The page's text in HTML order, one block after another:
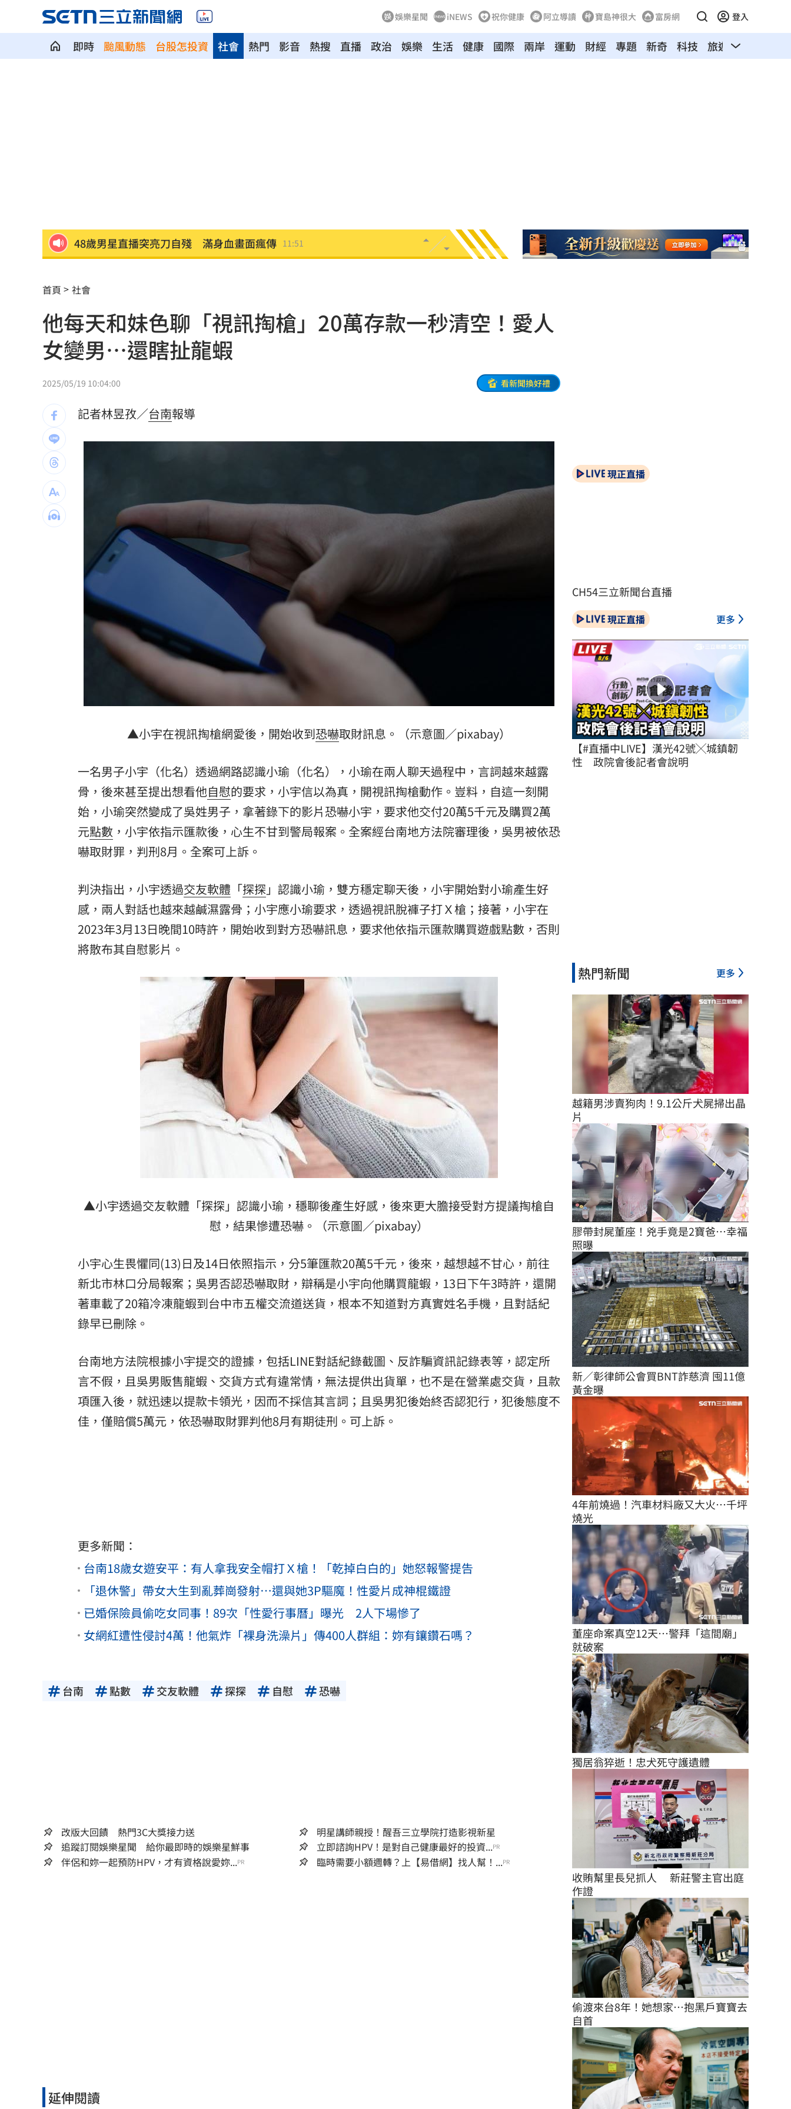
娛樂星聞 iNEWS 祝你健康 阿立導讀 寶島神很大 富房網 登入
即時 颱風動態 台股怎投資 熱門 影音 熱搜 直播 政治
社會 娛樂 生活 健康 國際 兩岸 運動 財經 專題 新奇 科技 旅遊 汽車
48歲男星直播突亮刀自殘 滿身血畫面瘋傳 11:51
國巨、華新科同步走弱 它逆勢狂飆5%
防空演習「手機變慢30分鐘」影響一次看 11:48
白海豚強風恐吹翻卡車！日氣象廳路徑曝
AI記憶體發威！ 施振榮力挺這神企
鄭明典：「1現象」會影響颱風路徑、強度
帥哥露胸肌！哄送玉鐲…女子墜愛河結局曝
藍白大刪預算 蔡其昌：癱瘓國家有意義？ 11:33
台中市公告AI生成配中國國徽？市府道歉了
88歲翁罰單不繳欠稅7萬 祖產險遭法拍 11:32
「央行總裁惱羞成怒」真相曝 阮慕驊怒轟
台灣彩券開獎直播中 20:31
LIVE三立+24小時直播
三立iNEWS新聞台線上直播
市場到酒場料理！可果美蕃茄醬創無限可能 12:00
油品食安事件引關注 挑選保健食品要注意 13:00
酷澎「爸氣父親節」國際官方品牌齊聚 11:00
罕病博士彭士齊 輪椅上的生命覺醒！ 11:00
首頁 社會
他每天和妹色聊「視訊掏槍」20萬存款一秒清空！愛人
女變男⋯還瞎扯龍蝦
2025/05/19 10:04:00 看新聞換好禮
記者林昱孜／台南報導
▲小宇在視訊掏槍網愛後，開始收到恐嚇取財訊息。（示意圖／pixabay）
一名男子小宇（化名）透過網路認識小瑜（化名），小瑜在兩人聊天過程中，言詞越來越露
骨，後來甚至提出想看他自慰的要求，小宇信以為真，開視訊掏槍動作。豈料，自這一刻開
始，小瑜突然變成了吳姓男子，拿著錄下的影片恐嚇小宇，要求他交付20萬5千元及購買2萬
元點數 ，小宇依指示匯款後，心生不甘到警局報案。全案經台南地方法院審理後，吳男被依恐
嚇取財罪，判刑8月。全案可上訴。
判決指出，小宇透過交友軟體 「探探 」認識小瑜，雙方穩定聊天後，小宇開始對小瑜產生好
感，兩人對話也越來越鹹濕露骨；小宇應小瑜要求，透過視訊脫褲子打Ｘ槍；接著，小宇在
2023年3月13日晚間10時許，開始收到對方恐嚇訊息，要求他依指示匯款購買遊戲點數，否則
將散布其自慰影片。
▲小宇透過交友軟體「探探」認識小瑜，穩聊後產生好感，後來更大膽接受對方提議掏槍自
慰，結果慘遭恐嚇。（示意圖／pixabay）
小宇心生畏懼同(13)日及14日依照指示，分5筆匯款20萬5千元，後來，越想越不甘心，前往
新北市林口分局報案；吳男否認恐嚇取財，辯稱是小宇向他購買龍蝦，13日下午3時許，還開
著車載了20箱冷凍龍蝦到台中市五權交流道送貨，根本不知道對方真實姓名手機，且對話紀
錄早已刪除。
台南地方法院根據小宇提交的證據，包括LINE對話紀錄截圖、反詐騙資訊記錄表等，認定所
言不假，且吳男販售龍蝦、交貨方式有違常情，無法提供出貨單，也不是在營業處交貨，且款
項匯入後，就迅速以提款卡領光，因而不採信其言詞；且吳男犯後始終否認犯行，犯後態度不
佳，僅賠償5萬元，依恐嚇取財罪判他8月有期徒刑。可上訴。
更多新聞：
台南18歲女遊安平：有人拿我安全帽打Ｘ槍！「乾掉白白的」她怒報警提告
「退休警」帶女大生到亂葬崗發射⋯還與她3P驅魔！性愛片成神棍鐵證
已婚保險員偷吃女同事！89次「性愛行事曆」曝光 2人下場慘了
女網紅遭性侵討4萬！他氣炸「裸身洗澡片」傳400人群組：妳有鑲鑽石嗎？
台南 點數 交友軟體 探探 自慰 恐嚇
改版大回饋 熱門3C大獎接力送
明星講師親授！醒吾三立學院打造影視新星
追蹤訂閱娛樂星聞 給你最即時的娛樂星鮮事
立即諮詢HPV！是對自己健康最好的投資...PR
伴侶和妳一起預防HPV，才有資格說愛妳...PR 臨時需要小額週轉？上【易借網】找人幫！...PR
延伸閱讀
現正直播
CH54三立新聞台直播
現正直播 更多
【#直播中LIVE】漢光42號╳城鎮韌
性　政院會後記者會說明
熱門新聞 更多
越籍男涉賣狗肉！9.1公斤犬屍掃出晶
片
膠帶封屍董座！兇手竟是2寶爸…幸福
照曝
新／彰律師公會買BNT詐慈濟 囤11億
黃金曝
4年前燒過！汽車材料廠又大火…千坪
燒光
董座命案真空12天…警拜「這間廟」
就破案
獨居翁猝逝！忠犬死守護遺體
收賄幫里長兒抓人 　新莊警主官出庭
作證
偷渡來台8年！她想家…抱黑戶寶寶去
自首